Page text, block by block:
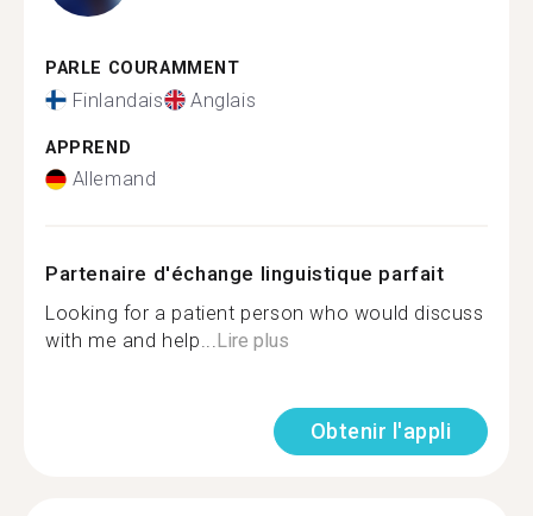
PARLE COURAMMENT
Finlandais Anglais
APPREND
Allemand
Partenaire d'échange linguistique parfait
Looking for a patient person who would discuss
with me and help...Lire plus
Obtenir l'appli